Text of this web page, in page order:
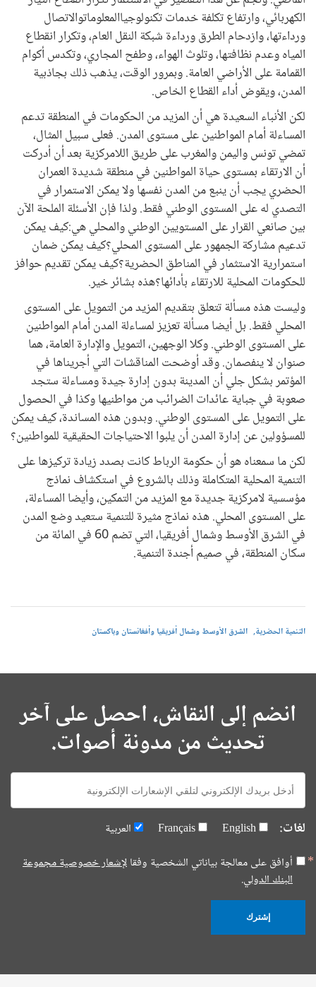
الكهربائي، وارتفاع تكلفة خدمات تكنولوجياالمعلوماتوالاتصال
ورداءتها، وازدحام الطرق ورداءة شبكة النقل العام، وتكرار انقطاع
المياه وعدم نظافتها، وتلوث الهواء، وطفح المجاري، وتكدس أكوام
القمامة على الأراضي العامة. وبمرور الوقت، يذهب ذلك بجاذبية
المدن، ويقوض أداء القطاع الخاص.
لكن الأنباء السعيدة هي أن المزيد من الحكومات في المنطقة تدعم
المساءلة أمام المواطنين على مستوى المدن. فعلى سبيل المثال،
تمضي تونس واليمن والمغرب على طريق اللامركزية بعد أن أدركت
أن الارتقاء بمستوى حياة المواطنين في منطقة شديدة العمران
الحضري يجب أن ينبع من المدن نفسها ولا يمكن الاستمرار في
التصدي له على المستوى الوطني فقط. ولذا فإن الأسئلة الملحة الآن
بين صانعي القرار على المستويين الوطني والمحلي هي:كيف يمكن
تدعيم مشاركة الجمهور على المستوى المحلي؟كيف يمكن ضمان
استمرارية الاستثمار في المناطق الحضرية؟كيف يمكن تقديم حوافز
للحكومات المحلية للارتقاء بأدائها؟هذه بشائر خير.
وليست هذه مسألة تتعلق بتقديم المزيد من التمويل على المستوى
المحلي فقط. بل أيضا مسألة تعزيز لمساءلة المدن أمام المواطنين
على المستوى الوطني. وكلا الوجهين، التمويل والإدارة العامة، هما
صنوان لا ينفصمان. وقد أوضحت المناقشات التي أجريناها في
المؤتمر بشكل جلي أن المدينة بدون إدارة جيدة ومساءلة ستجد
صعوبة في جباية عائدات الضرائب من مواطنيها وكذا في الحصول
على التمويل على المستوى الوطني. وبدون هذه المساندة، كيف يمكن
للمسؤولين عن إدارة المدن أن يلبوا الاحتياجات الحقيقية للمواطنين؟
لكن ما سمعناه هو أن حكومة الرباط كانت بصدد زيادة تركيزها على
التنمية المحلية المتكاملة وذلك بالشروع في استكشاف نماذج
مؤسسية لامركزية جديدة مع المزيد من التمكين، وأيضا المساءلة،
على المستوى المحلي. هذه نماذج مثيرة للتنمية ستعيد وضع المدن
في الشرق الأوسط وشمال أفريقيا، التي تضم 60 في المائة من
سكان المنطقة، في صميم أجندة التنمية.
التنمية الحضرية الشرق الأوسط وشمال أفريقيا وأفغانستان وباكستان
انضم إلى النقاش، احصل على آخر
تحديث من مدونة أصوات.
E-
mail:
لغات: English
Français
العربية
أوافق على معالجة بياناتي الشخصية وفقالإشعار خصوصية مجموعة
البنك الدولي.
إشترك